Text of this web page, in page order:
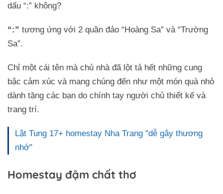
dấu “:” không?
“:” tương ứng với 2 quần đảo “Hoàng Sa” và “Trường
Sa”.
Chỉ một cái tên mà chủ nhà đã lột tả hết những cung
bậc cảm xúc và mang chúng đến như một món quà nhỏ
dành tặng các bạn do chính tay người chủ thiết kế và
trang trí.
Lật Tung 17+ homestay Nha Trang "dễ gây thương
nhớ"
Homestay đậm chất thơ